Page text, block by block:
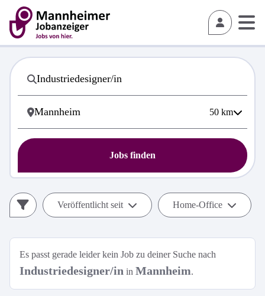
50 km
Jobs finden
Veröffentlicht seit Home-Office
Es passt gerade leider kein Job zu deiner Suche nach
Industriedesigner/in in Mannheim.